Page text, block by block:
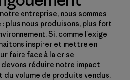
entreprise, nous sommes
plus nous produisons, plus fort
Si, comme l'exige
inspirer et mettre en
faire face à la crise
devons réduire notre impact
du volume de produits vendus.